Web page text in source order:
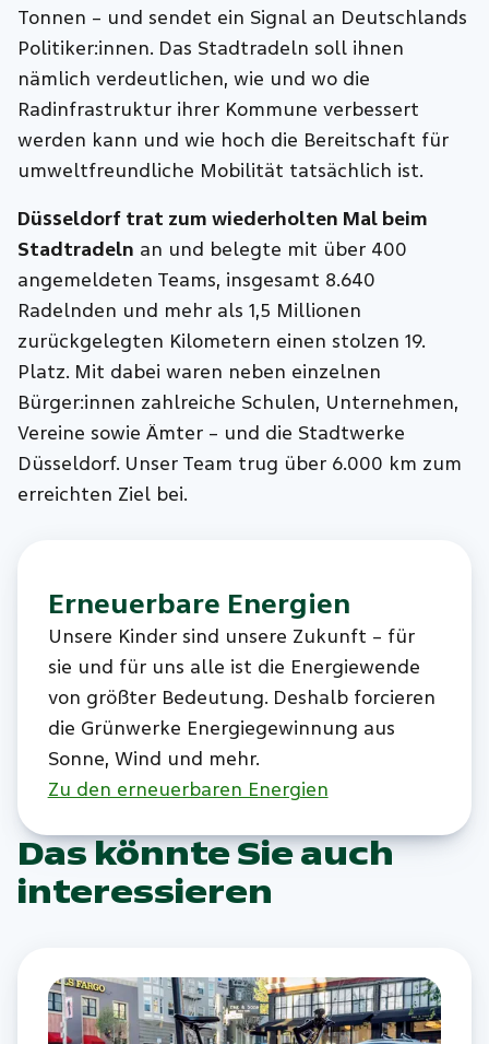
Tonnen – und sendet ein Signal an Deutschlands
Politiker:innen. Das Stadtradeln soll ihnen
nämlich verdeutlichen, wie und wo die
Radinfrastruktur ihrer Kommune verbessert
werden kann und wie hoch die Bereitschaft für
umweltfreundliche Mobilität tatsächlich ist.
Düsseldorf trat zum wiederholten Mal beim
Stadtradeln an und belegte mit über 400
angemeldeten Teams, insgesamt 8.640
Radelnden und mehr als 1,5 Millionen
zurückgelegten Kilometern einen stolzen 19.
Platz. Mit dabei waren neben einzelnen
Bürger:innen zahlreiche Schulen, Unternehmen,
Vereine sowie Ämter – und die Stadtwerke
Düsseldorf. Unser Team trug über 6.000 km zum
erreichten Ziel bei.
Erneuerbare Energien
Unsere Kinder sind unsere Zukunft – für
sie und für uns alle ist die Energiewende
von größter Bedeutung. Deshalb forcieren
die Grünwerke Energiegewinnung aus
Sonne, Wind und mehr.
Zu den erneuerbaren Energien
Das könnte Sie auch
interessieren